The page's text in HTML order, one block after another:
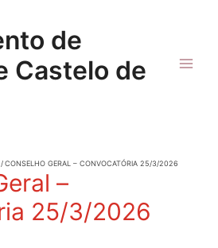
de
Castelo de
CONSELHO GERAL – CONVOCATÓRIA 25/3/2026
–
25/3/2026